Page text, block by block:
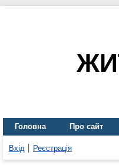
Головна Про сайт
Вхід Реєстрація